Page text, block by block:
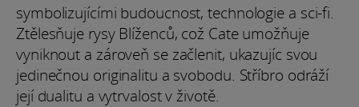
symbolizujícími budoucnost, technologie a sci-fi.
Ztělesňuje rysy Blíženců, což Cate umožňuje
vyniknout a zároveň se začlenit, ukazujíc svou
jedinečnou originalitu a svobodu. Stříbro odráží
její dualitu a vytrvalost v životě.